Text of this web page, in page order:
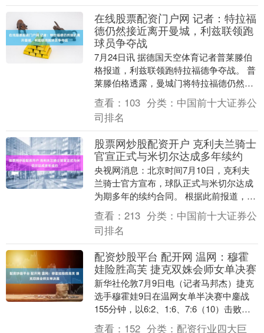
在线股票配资门户网 记者：特拉福
德仍然接近离开曼城，利兹联领跑
球员争夺战
7月24日讯 据德国天空体育记者普莱滕伯
格报道，利兹联领跑特拉福德争夺战。 普
莱滕伯格透露，曼城门将特拉福德仍然接
近离队，他希望获得稳定的出场机会，而
目前利兹联....
查看： 103 分类： 中国前十大证券公
司排名
股票网炒股配资开户 克利夫兰骑士
官宣正式与米切尔达成多年续约
央视网消息：北京时间7月10日，克利夫
兰骑士官方宣布，球队正式与米切尔达成
为期多年的续约合同。 根据此前报道，米
切尔与骑士达成的是4年2.73亿美元的提前
续约合....
查看： 213 分类： 中国前十大证券公
司排名
配资炒股平台 配开网 温网：穆霍
娃险胜高芙 捷克双姝会师女单决赛
新华社伦敦7月9日电（记者马邦杰）捷克
选手穆霍娃9日在温网女单半决赛中鏖战
155分钟，以6:2、1:6、7:6（10）击败美
国名将高芙，与同胞诺斯科娃会师决
查看： 152 分类： 配资行业四大巨